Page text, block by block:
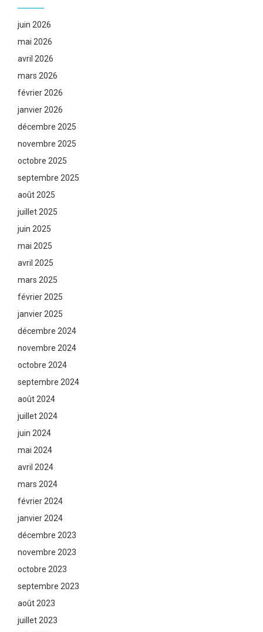
juin 2026
mai 2026
avril 2026
mars 2026
février 2026
janvier 2026
décembre 2025
novembre 2025
octobre 2025
septembre 2025
août 2025
juillet 2025
juin 2025
mai 2025
avril 2025
mars 2025
février 2025
janvier 2025
décembre 2024
novembre 2024
octobre 2024
septembre 2024
août 2024
juillet 2024
juin 2024
mai 2024
avril 2024
mars 2024
février 2024
janvier 2024
décembre 2023
novembre 2023
octobre 2023
septembre 2023
août 2023
juillet 2023